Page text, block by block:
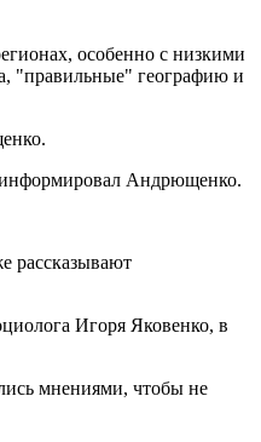
особенно с низкими
"правильные" географию и
Андрющенко.
рассказывают
Игоря Яковенко, в
мнениями, чтобы не